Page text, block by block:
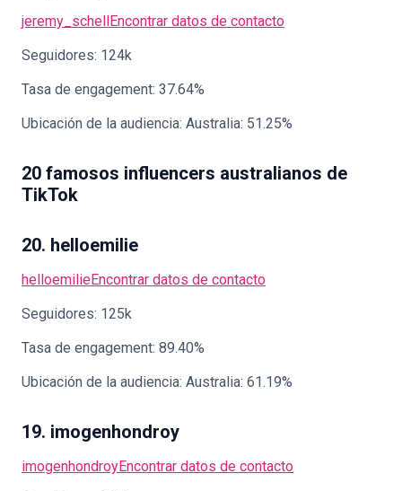
jeremy_schellEncontrar datos de contacto
Seguidores: 124k
Tasa de engagement: 37.64%
Ubicación de la audiencia: Australia: 51.25%
20 famosos influencers australianos de
TikTok
20. helloemilie
helloemilieEncontrar datos de contacto
Seguidores: 125k
Tasa de engagement: 89.40%
Ubicación de la audiencia: Australia: 61.19%
19. imogenhondroy
imogenhondroyEncontrar datos de contacto